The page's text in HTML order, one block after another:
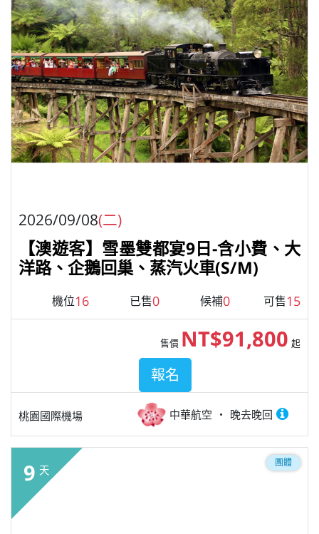
2026/09/08(二)
【澳遊客】雪墨雙都宴9日-含小費、大
洋路、企鵝回巢、蒸汽火車(S/M)
機位16 已售0 候補0 可售15
桃園國際機場 中華航空 晚去晚回
售價 NT$91,800 起
報名
9 天
團體